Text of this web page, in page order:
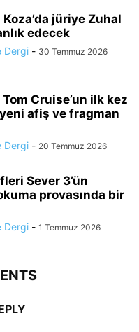
jüriye Zuhal
edecek
Dergi - 30 Temmuz 2026
Tom Cruise’un ilk kez
afiş ve fragman
Dergi - 20 Temmuz 2026
Sever 3’ün
provasında bir
Dergi - 1 Temmuz 2026